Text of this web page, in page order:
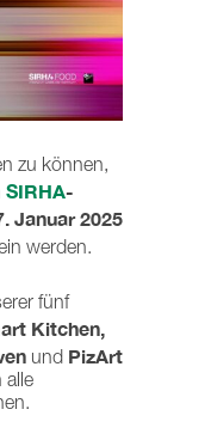
zu können,
SIRHA-
Januar 2025
werden.
fünf
Kitchen,
und PizArt
alle